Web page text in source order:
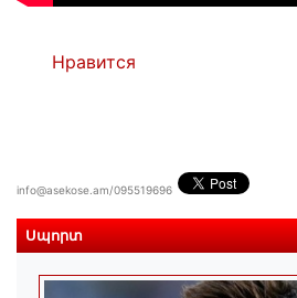
Нравится
info@asekose.am/095519696
Սպորտ